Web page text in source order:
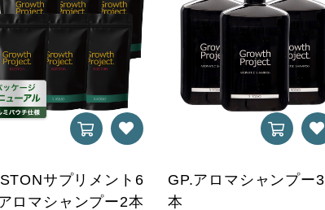
サプリメント6
ロマシャンプー2本
GP.アロマシャンプー3
本